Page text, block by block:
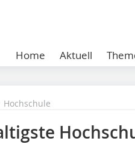
Home Aktuell
Hochschule